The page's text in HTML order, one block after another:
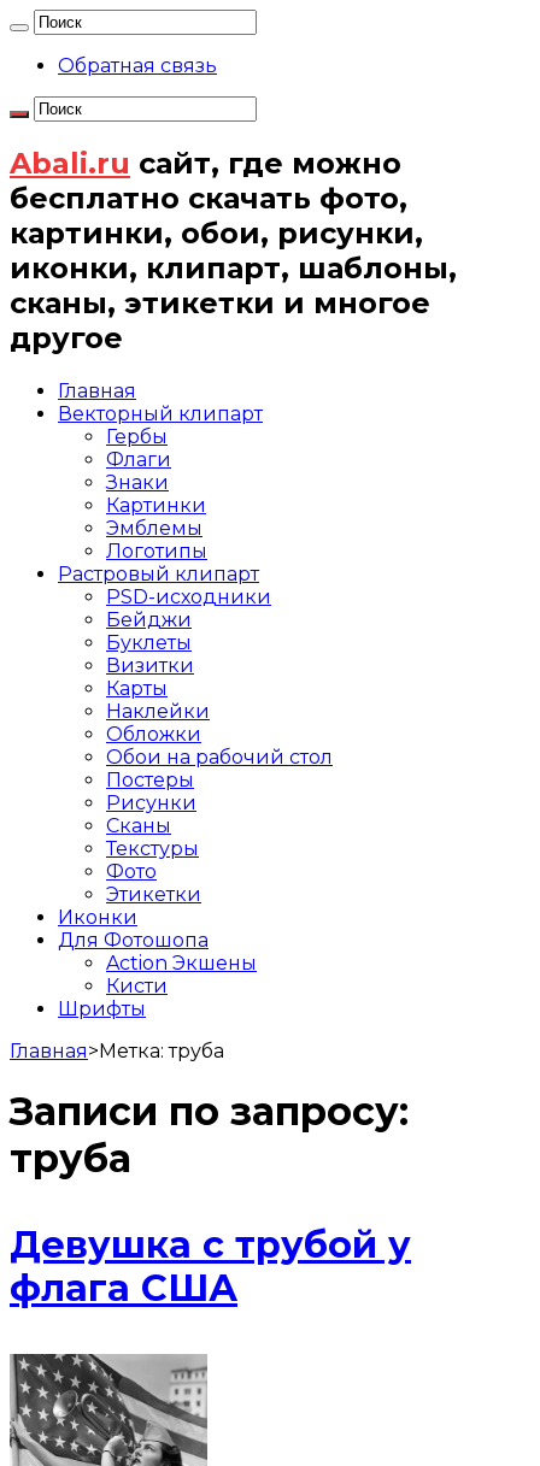
Обратная связь
Abali.ru сайт, где можно
бесплатно скачать фото,
картинки, обои, рисунки,
иконки, клипарт, шаблоны,
сканы, этикетки и многое
другое
Главная
Векторный клипарт
Гербы
Флаги
Знаки
Картинки
Эмблемы
Логотипы
Растровый клипарт
PSD-исходники
Бейджи
Буклеты
Визитки
Карты
Наклейки
Обложки
Обои на рабочий стол
Постеры
Рисунки
Сканы
Текстуры
Фото
Этикетки
Иконки
Для Фотошопа
Action Экшены
Кисти
Шрифты
Главная>Метка:труба
Записи по запросу:
труба
Девушка с трубой у
флага США